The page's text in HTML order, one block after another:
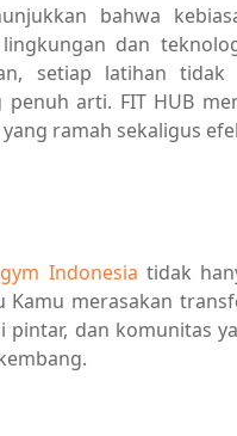
bahwa
dan
setiap latihan
penuh arti. FIT HUB
ramah sekaligus
gym Indonesia tidak
Kamu merasakan
pintar, dan komunitas